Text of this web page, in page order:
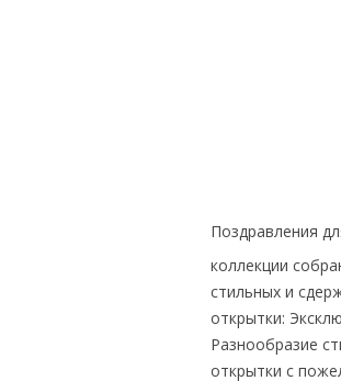
Поздравления
коллекции
стильных и
открытки:
Разнообразие
открытки с